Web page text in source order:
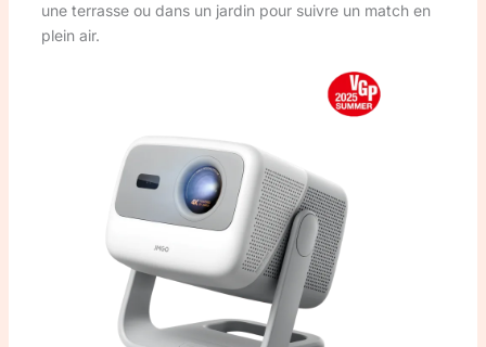
une terrasse ou dans un jardin pour suivre un match en
plein air.